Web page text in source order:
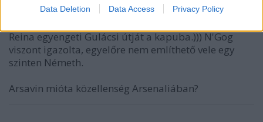
Data Deletion Data Access Privacy Policy
montipájton
Reina egyengeti Gulácsi útját a kapuba.))) N'Gog
viszont igazolta, egyelőre nem említhető vele egy
szinten Németh.
Arsavin mióta közellenség Arsenaliában?